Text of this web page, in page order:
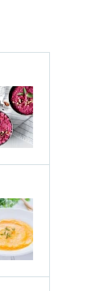
KUPI OVDJE